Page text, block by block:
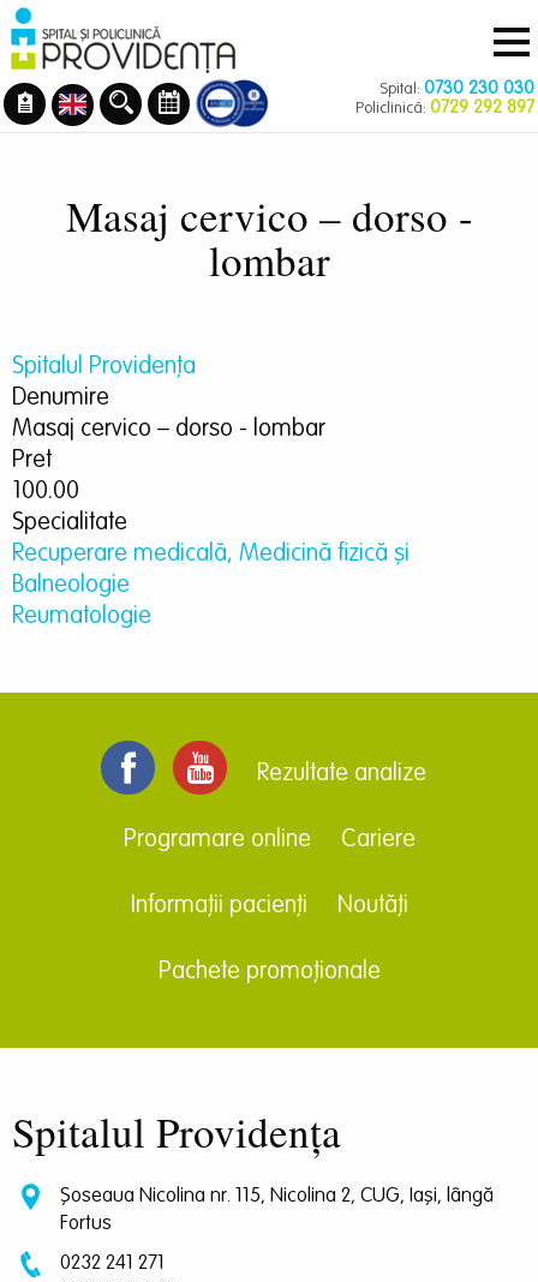
Mergi
la
conţinutul
principal
Navigare
principală
Spital: 0730 230 030
Policlinică: 0729 292 897
Masaj cervico – dorso -
lombar
Spitalul Providența
Denumire
Masaj cervico – dorso - lombar
Pret
100.00
Specialitate
Recuperare medicală, Medicină fizică şi
Balneologie
Reumatologie
Rezultate analize
Programare online Cariere
Informații pacienți Noutăți
Pachete promoționale
Spitalul Providența
Șoseaua Nicolina nr. 115, Nicolina 2, CUG, Iași, lângă
Fortus
0232 241 271